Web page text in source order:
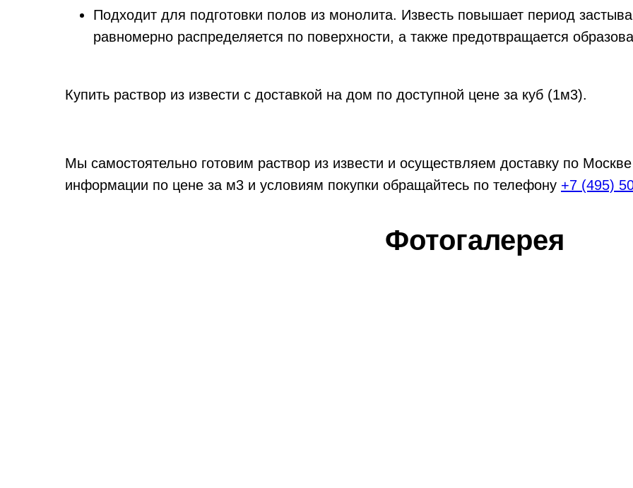
Подходит для подготовки полов из монолита. Известь повышает период
равномерно распределяется по поверхности, а также предотвращается
Купить раствор из извести с доставкой на дом по доступной цене за куб (1м3).
Мы самостоятельно готовим раствор из извести и осуществляем доставку по
информации по цене за м3 и условиям покупки обращайтесь по телефону +7 (495)
Фотогалерея